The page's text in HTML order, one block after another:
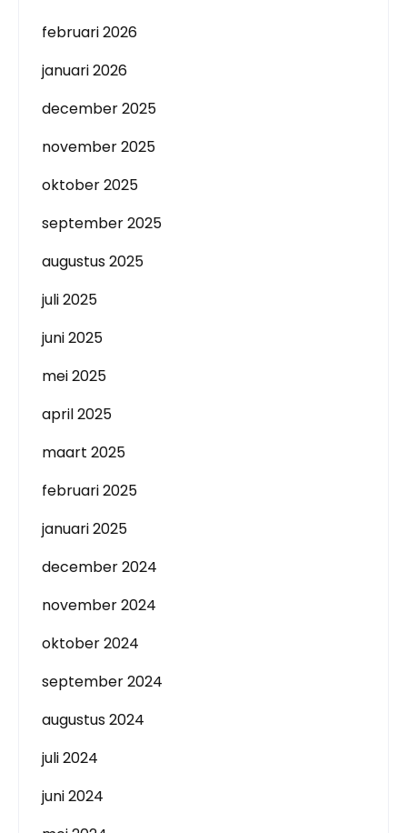
februari 2026
januari 2026
december 2025
november 2025
oktober 2025
september 2025
augustus 2025
juli 2025
juni 2025
mei 2025
april 2025
maart 2025
februari 2025
januari 2025
december 2024
november 2024
oktober 2024
september 2024
augustus 2024
juli 2024
juni 2024